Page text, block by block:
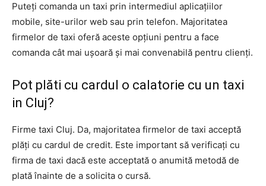
Puteți comanda un taxi prin intermediul aplicațiilor
mobile, site-urilor web sau prin telefon. Majoritatea
firmelor de taxi oferă aceste opțiuni pentru a face
comanda cât mai ușoară și mai convenabilă pentru clienți.
Pot plăti cu cardul o calatorie cu un taxi
in Cluj?
Firme taxi Cluj. Da, majoritatea firmelor de taxi acceptă
plăți cu cardul de credit. Este important să verificați cu
firma de taxi dacă este acceptată o anumită metodă de
plată înainte de a solicita o cursă.